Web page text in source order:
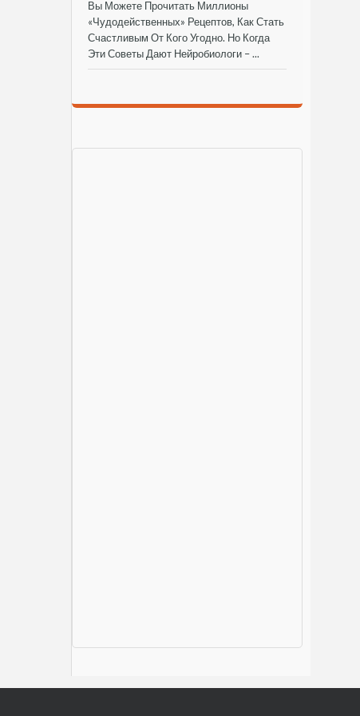
Вы Можете Прочитать Миллионы
«чудодейственных» Рецептов, Как Стать
Счастливым От Кого Угодно. Но Когда
Эти Советы Дают Нейробиологи – ...